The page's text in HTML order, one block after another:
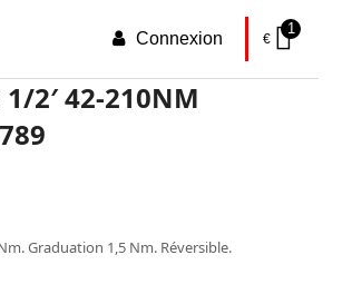
Connexion €
1
1/2′ 42-210NM
Graduation 1,5 Nm. Réversible.